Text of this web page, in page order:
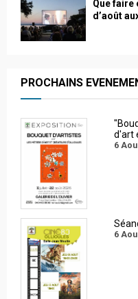
Que faire
d’août
PROCHAINS
d'art
6
6